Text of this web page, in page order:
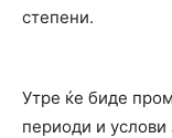
степени.
Утре ќе биде
периоди и